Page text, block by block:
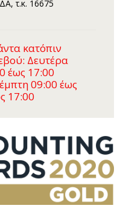
τ.κ. 16675
κατόπιν
Δευτέρα
έως 17:00
09:00 έως
17:00